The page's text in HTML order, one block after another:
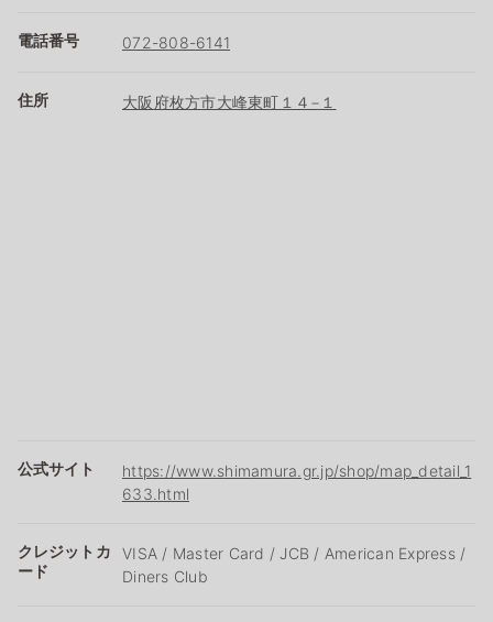
電話番号 072-808-6141
住所 大阪府枚方市大峰東町１４−１
公式サイト
https://www.shimamura.gr.jp/shop/map_detail_1
633.html
クレジットカ
ード
VISA / Master Card / JCB / American Express /
Diners Club